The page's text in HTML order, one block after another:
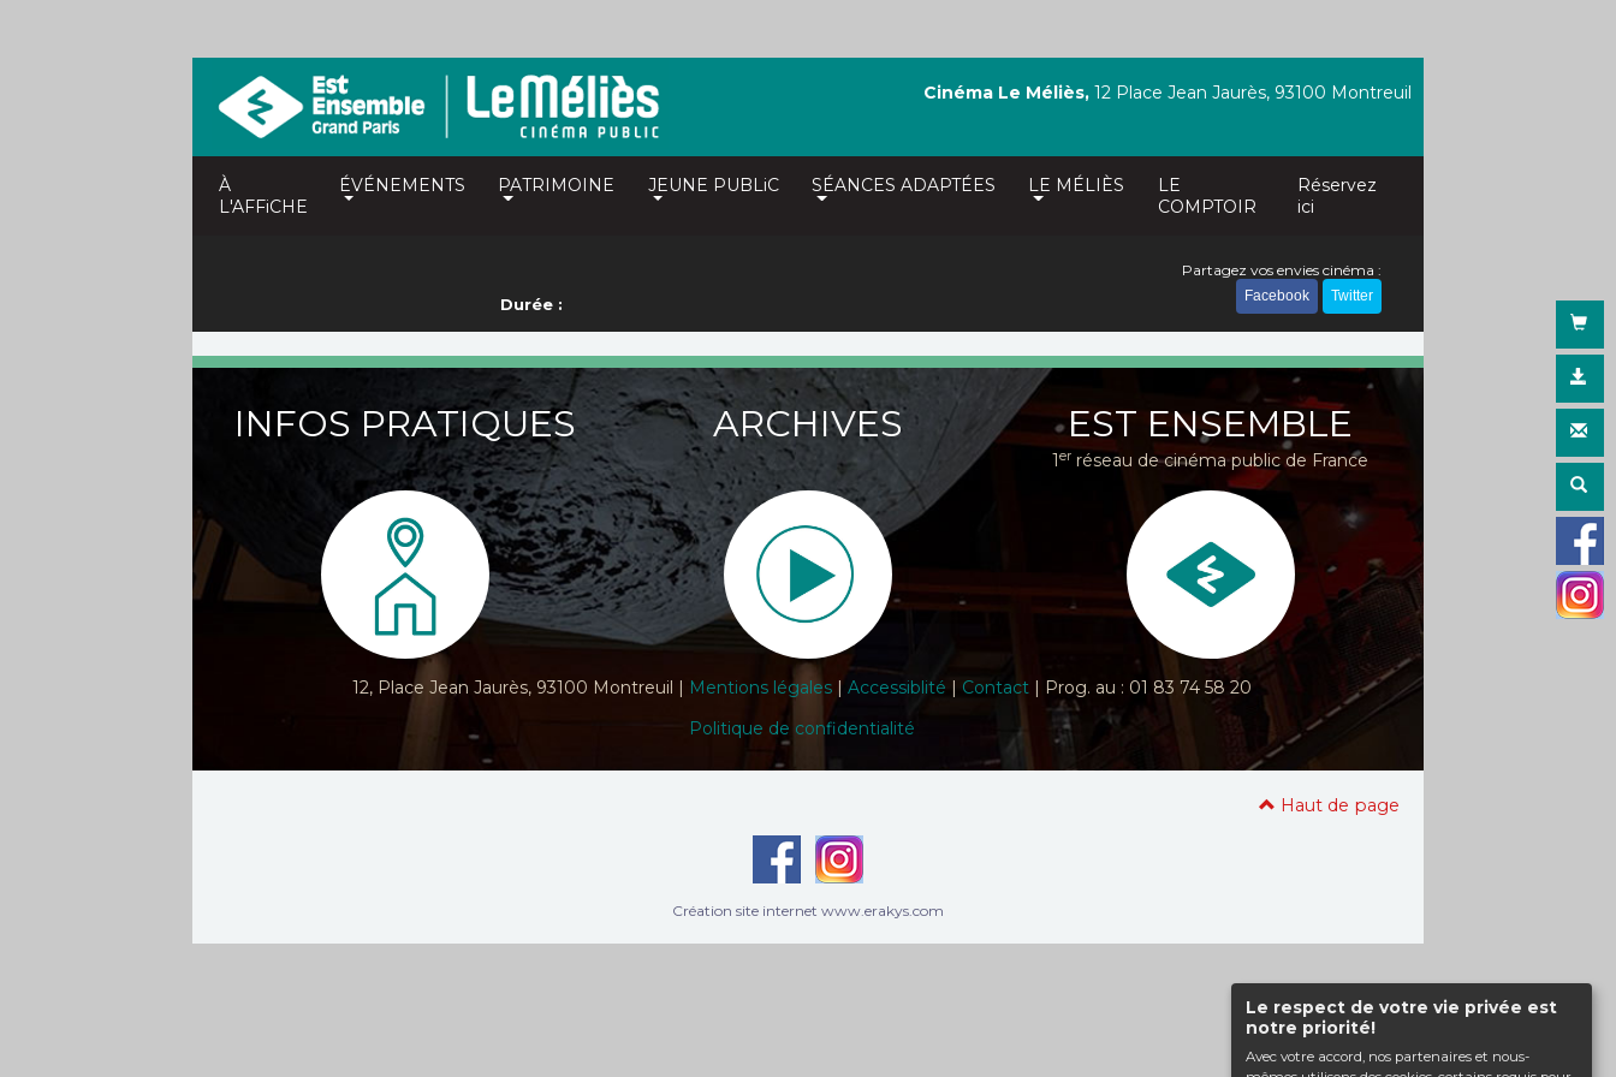
Le respect de votre vie privée est
notre priorité!
Avec votre accord, nos partenaires et nous-
À
L'AFFiCHE
ÉVÉNEMENTS PATRIMOINE JEUNE PUBLiC SÉANCES ADAPTÉES LE MÉLIÈS
LE
COMPTOIR
Réservez
ici
Cinéma Le Méliès, 12 Place Jean Jaurès, 93100 Montreuil
Durée :
Partagez vos envies cinéma :
Facebook Twitter
INFOS PRATIQUES ARCHIVES EST ENSEMBLE
1er réseau de cinéma public de France
12, Place Jean Jaurès, 93100 Montreuil | Mentions légales | Accessiblité | Contact | Prog. au : 01 83 74 58 20
Politique de confidentialité
Haut de page
Création site internet www.erakys.com